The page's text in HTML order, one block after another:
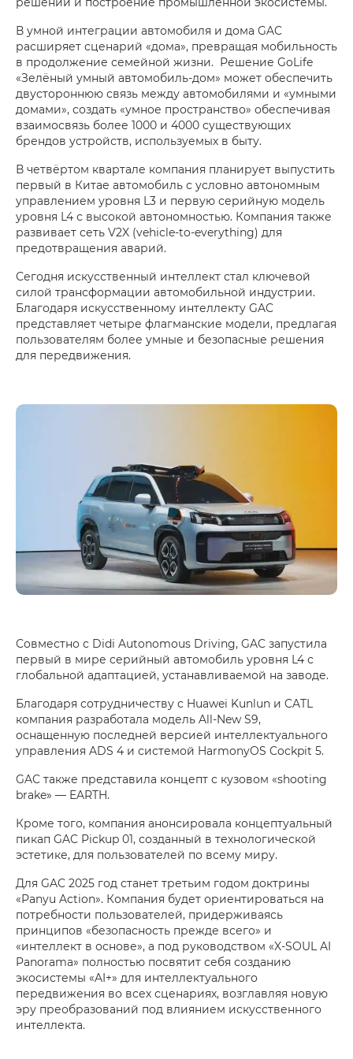
В умной интеграции автомобиля и дома GAC
расширяет сценарий «дома», превращая мобильность
в продолжение семейной жизни. Решение GoLife
«Зелёный умный автомобиль-дом» может обеспечить
двустороннюю связь между автомобилями и «умными
домами», создать «умное пространство» обеспечивая
взаимосвязь более 1000 и 4000 существующих
брендов устройств, используемых в быту.
В четвёртом квартале компания планирует выпустить
первый в Китае автомобиль с условно автономным
управлением уровня L3 и первую серийную модель
уровня L4 с высокой автономностью. Компания также
развивает сеть V2X (vehicle-to-everything) для
предотвращения аварий.
Сегодня искусственный интеллект стал ключевой
силой трансформации автомобильной индустрии.
Благодаря искусственному интеллекту GAC
представляет четыре флагманские модели, предлагая
пользователям более умные и безопасные решения
для передвижения.
Совместно с Didi Autonomous Driving, GAC запустила
первый в мире серийный автомобиль уровня L4 с
глобальной адаптацией, устанавливаемой на заводе.
Благодаря сотрудничеству с Huawei Kunlun и CATL
компания разработала модель All-New S9,
оснащенную последней версией интеллектуального
управления ADS 4 и системой HarmonyOS Cockpit 5.
GAC также представила концепт с кузовом «shooting
brake» — EARTH.
Кроме того, компания анонсировала концептуальный
пикап GAC Pickup 01, созданный в технологической
эстетике, для пользователей по всему миру.
Для GAC 2025 год станет третьим годом доктрины
«Panyu Action». Компания будет ориентироваться на
потребности пользователей, придерживаясь
принципов «безопасность прежде всего» и
«интеллект в основе», а под руководством «X-SOUL AI
Panorama» полностью посвятит себя созданию
экосистемы «AI+» для интеллектуального
передвижения во всех сценариях, возглавляя новую
эру преобразований под влиянием искусственного
интеллекта.